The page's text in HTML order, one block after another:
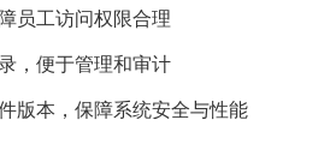
员工访问权限合理
，便于管理和审计
版本，保障系统安全与性能